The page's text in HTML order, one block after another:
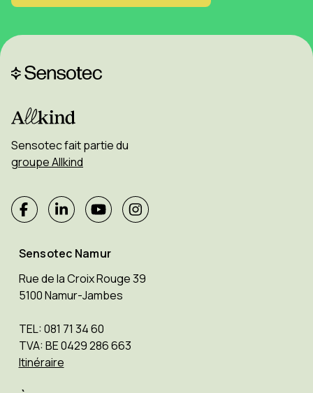
Sensotec fait partie du
groupe Allkind
Sensotec Namur
Rue de la Croix Rouge 39
5100 Namur-Jambes
TEL: 081 71 34 60
TVA: BE 0429 286 663
Itinéraire